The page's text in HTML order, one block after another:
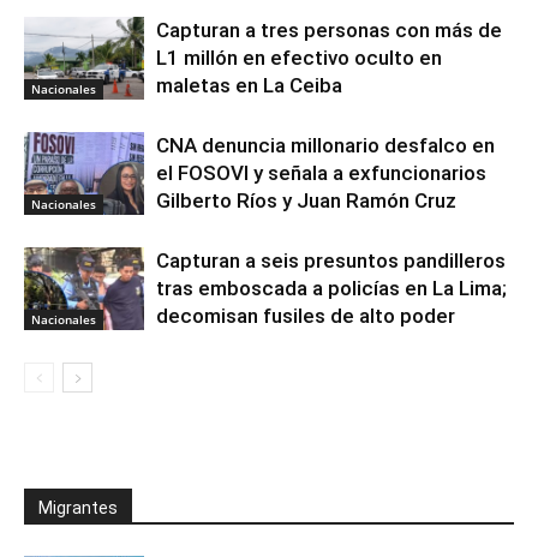
Nacionales
Capturan a tres personas con más de
L1 millón en efectivo oculto en
maletas en La Ceiba
Nacionales
CNA denuncia millonario desfalco en
el FOSOVI y señala a exfuncionarios
Gilberto Ríos y Juan Ramón Cruz
Nacionales
Capturan a seis presuntos pandilleros
tras emboscada a policías en La Lima;
decomisan fusiles de alto poder
Migrantes